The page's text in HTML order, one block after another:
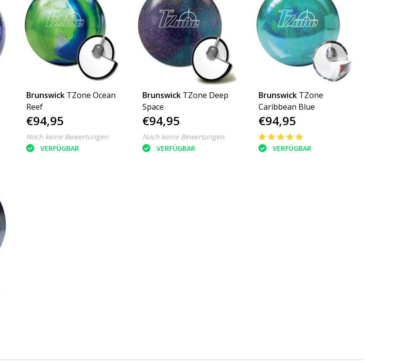
Brunswick TZone Ocean
Reef
€94,95
Noch keine Bewertungen
VERFÜGBAR
Brunswick TZone Deep
Space
€94,95
Noch keine Bewertungen
VERFÜGBAR
Brunswick TZone
Caribbean Blue
€94,95
VERFÜGBAR